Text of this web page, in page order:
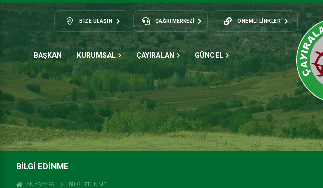
BIZE ULAŞIN ÇAĞRI MERKEZİ ÖNEMLI LINKLER
BAŞKAN KURUMSAL ÇAYIRALAN GÜNCEL
BİLGİ EDİNME
ANASAYFA BİLGİ EDİNME